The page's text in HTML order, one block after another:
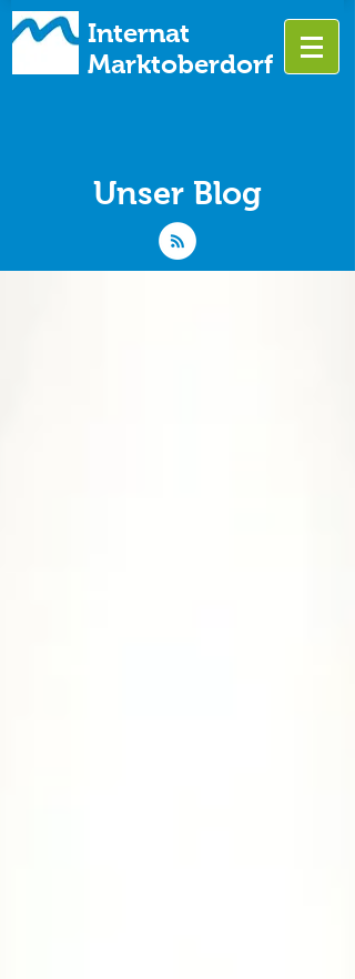
Internat
Marktoberdorf
Unser Blog